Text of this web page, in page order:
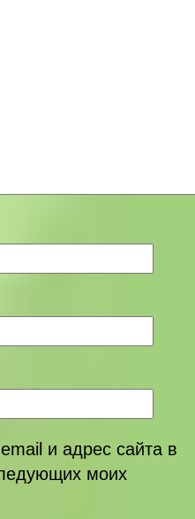
и адрес сайта в
моих